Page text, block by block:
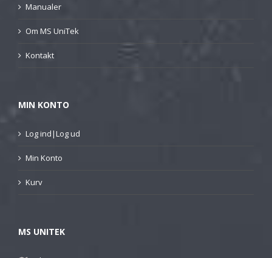
Manualer
Om MS UniTek
Kontakt
MIN KONTO
Log ind|Log ud
Min Konto
Kurv
MS UNITEK